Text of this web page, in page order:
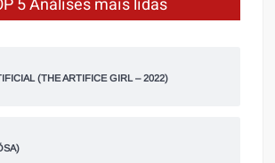
(THE ARTIFICE GIRL – 2022)